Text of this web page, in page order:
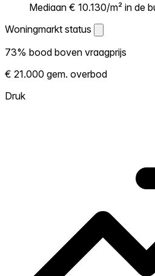
Mediaan € 10.130/m² in de
Woningmarkt status
Woningmarkt status
Laat zien hoe competitief de markt
Hoe meer woningen boven
verkopen, hoe heter. Heet?
73% bood boven vraagprijs
€ 21.000 gem. overbod
Druk